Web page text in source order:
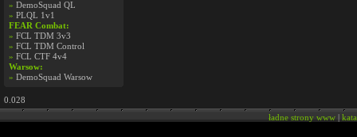
» DemoSquad QL
» PLQL 1v1
FEAR Combat:
» FCL TDM 3v3
» FCL TDM Control
» FCL CTF 4v4
Warsow:
» DemoSquad Warsow
0.028
ładne strony www|